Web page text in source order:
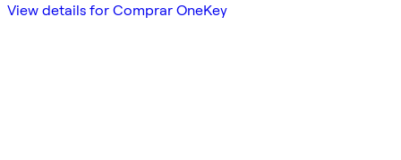
View details for Comprar OneKey